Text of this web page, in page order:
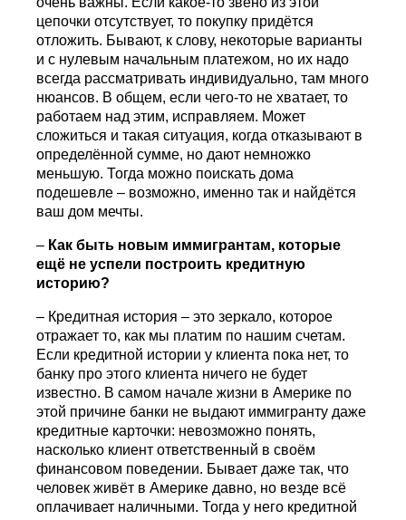
цепочки отсутствует, то покупку придётся
отложить. Бывают, к слову, некоторые варианты
и с нулевым начальным платежом, но их надо
всегда рассматривать индивидуально, там много
нюансов. В общем, если чего-то не хватает, то
работаем над этим, исправляем. Может
сложиться и такая ситуация, когда отказывают в
определённой сумме, но дают немножко
меньшую. Тогда можно поискать дома
подешевле – возможно, именно так и найдётся
ваш дом мечты.
– Как быть новым иммигрантам, которые
ещё не успели построить кредитную
историю?
– Кредитная история – это зеркало, которое
отражает то, как мы платим по нашим счетам.
Если кредитной истории у клиента пока нет, то
банку про этого клиента ничего не будет
известно. В самом начале жизни в Америке по
этой причине банки не выдают иммигранту даже
кредитные карточки: невозможно понять,
насколько клиент ответственный в своём
финансовом поведении. Бывает даже так, что
человек живёт в Америке давно, но везде всё
оплачивает наличными. Тогда у него кредитной